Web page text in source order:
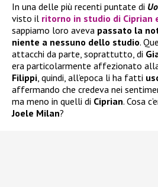
In una delle più recenti puntate di
visto il ritorno in studio di Ciprian
sappiamo loro aveva passato la
niente a nessuno dello studio.
attacchi da parte, soprattutto, di
era particolarmente affezionato
Filippi, quindi, all’epoca li ha fatti
affermando che credeva nei
ma meno in quelli di Ciprian. Cosa
Joele Milan?